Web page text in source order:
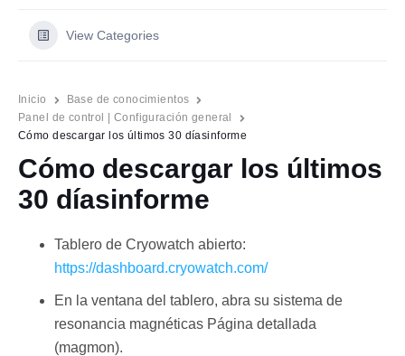
Español
View Categories
Inicio
Base de conocimientos
Panel de control | Configuración general
Cómo descargar los últimos 30 díasinforme
Cómo descargar los últimos
30 díasinforme
Tablero de Cryowatch abierto:
https://dashboard.cryowatch.com/
En la ventana del tablero, abra su sistema de
resonancia magnéticas Página detallada
(magmon).